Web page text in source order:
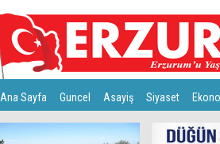
Ana Sayfa Guncel Asayiş Siyaset
Teknoloji